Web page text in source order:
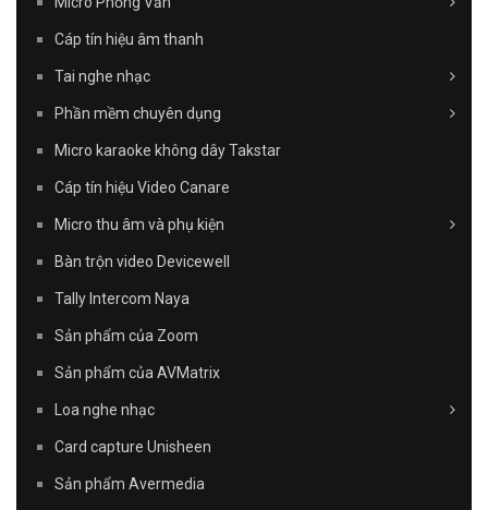
Cáp tín hiệu âm thanh
Tai nghe nhạc
Phần mềm chuyên dụng
Micro karaoke không dây Takstar
Cáp tín hiệu Video Canare
Micro thu âm và phụ kiện
Bàn trộn video Devicewell
Tally Intercom Naya
Sản phẩm của Zoom
Sản phẩm của AVMatrix
Loa nghe nhạc
Card capture Unisheen
Sản phẩm Avermedia